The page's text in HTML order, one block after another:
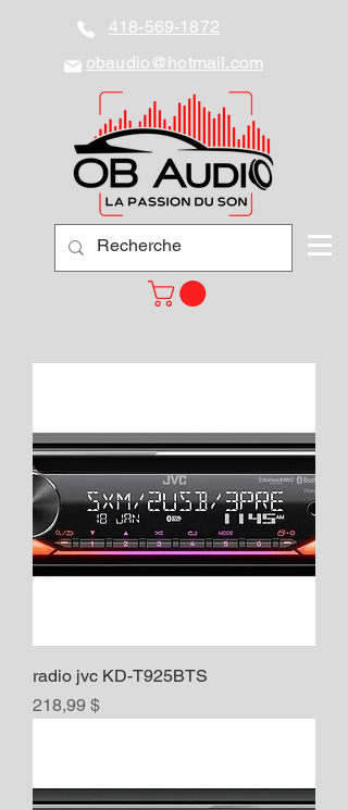
418-569-1872
obaudio@hotmail.com
radio jvc KD-T925BTS
Prix
218,99 $